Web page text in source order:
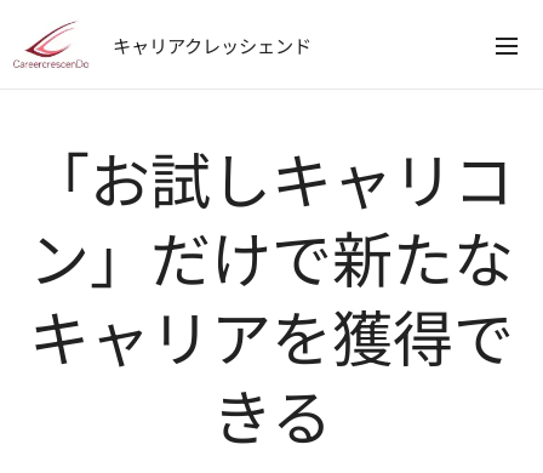
キャリアクレッシェンド
「お試しキャリコ
ン」だけで新たな
キャリアを獲得で
きる